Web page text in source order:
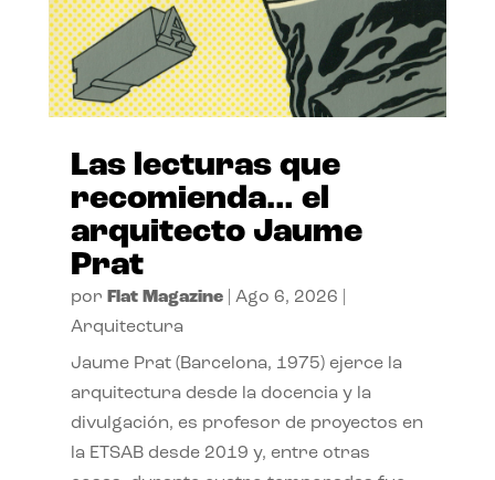
Las lecturas que
recomienda… el
arquitecto Jaume
Prat
por Flat Magazine| Ago 6, 2026
Arquitectura
Jaume Prat (Barcelona, 1975) ejerce la
arquitectura desde la docencia y la
divulgación, es profesor de proyectos en
la ETSAB desde 2019 y, entre otras